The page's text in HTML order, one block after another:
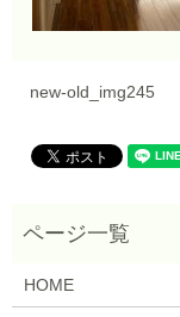
new-old_img245
HOME